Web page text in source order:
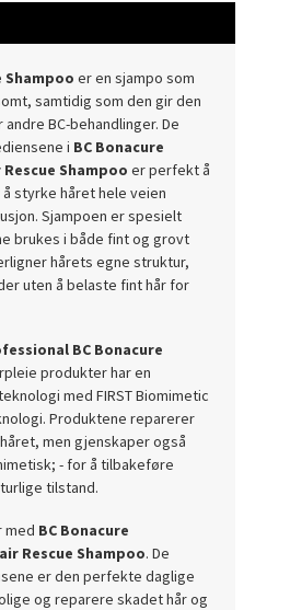
Shampoo er en sjampo som
samtidig som den gir den
BC-behandlinger.De
i BC Bonacure
Shampoo er perfekt å
styrke håret hele veien
Sjampoen er spesielt
brukes i både fint og grovt
hårets egne struktur,
uten å belaste fint hår for
BC Bonacure
produkter har en
med FIRST Biomimetic
Produktene reparerer
men gjenskaper også
- for å tilbakeføre
tilstand.
med BC Bonacure
Rescue Shampoo.De
er den perfekte daglige
og reparere skadet hår og